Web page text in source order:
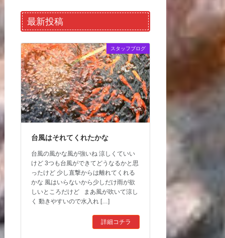
最新投稿
スタッフブログ
台風はそれてくれたかな
台風の風かな風が強いね 涼しくていい
けど 3つも台風ができてどうなるかと思
ったけど 少し直撃からは離れてくれる
かな 風はいらないから少しだけ雨が欲
しいところだけど まあ風が吹いて涼し
く 動きやすいので水入れ […]
詳細コチラ